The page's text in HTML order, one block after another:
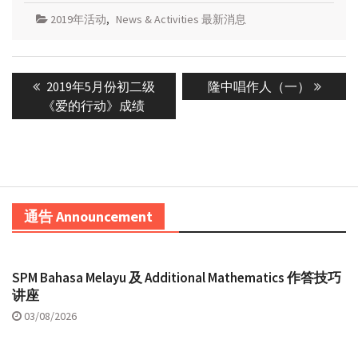
2019年活动, News & Activities 最新消息
Post
navigation
Previous
post:
2019年5月份初二级
《爱的行动》成绩
Next
post:
隆中唱作人（一）
通告 Announcement
SPM Bahasa Melayu 及 Additional Mathematics 作答技巧
讲座
03/08/2026